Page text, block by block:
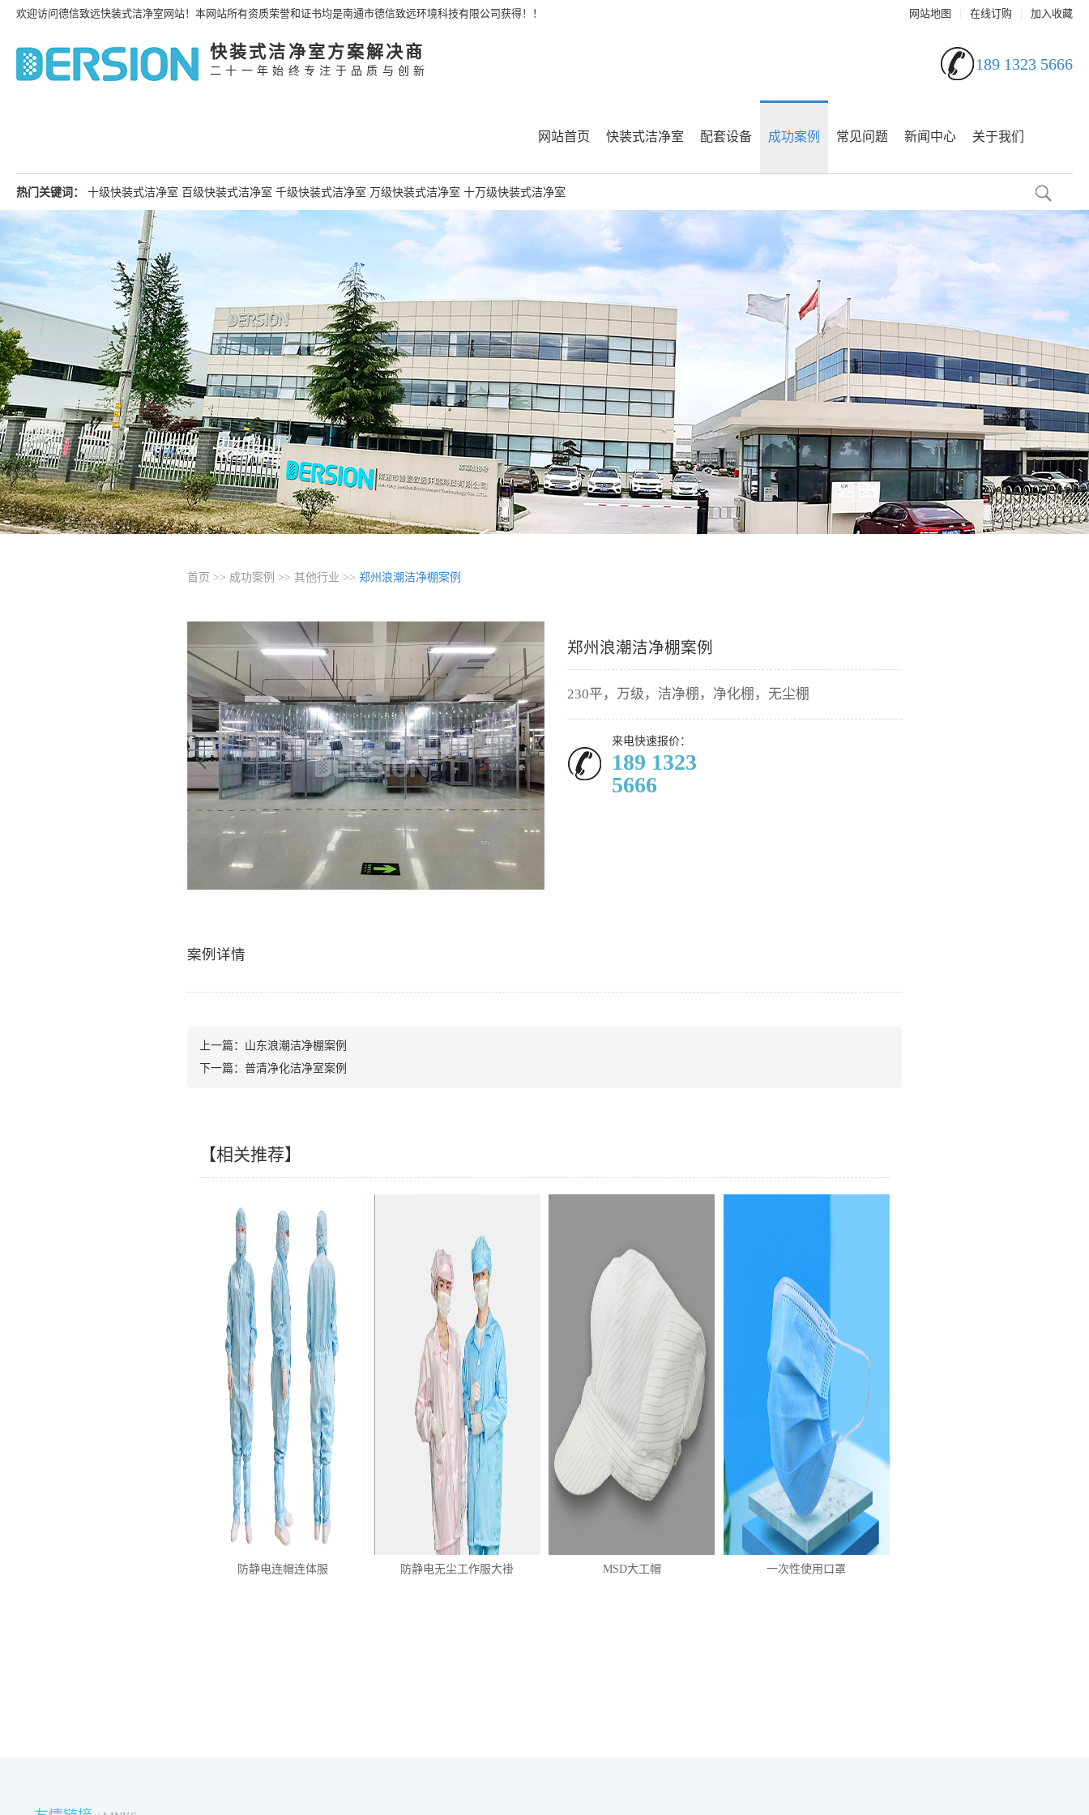
网站地图 在线订购 加入收藏
欢迎访问德信致远快装式洁净室网站！本网站所有资质荣誉和证书均是南通市德信致远环境科技有限公司获得！！
快装式洁净室方案解决商
二十一年始终专注于品质与创新 189 1323 5666
网站首页 快装式洁净室 配套设备 成功案例 常见问题 新闻中心 关于我们
热门关键词： 十级快装式洁净室 百级快装式洁净室 千级快装式洁净室 万级快装式洁净室 十万级快装式洁净室
首页 >> 成功案例 >> 其他行业 >> 郑州浪潮洁净棚案例
郑州浪潮洁净棚案例
230平，万级，洁净棚，净化棚，无尘棚
来电快速报价：
189 1323
5666
案例详情
上一篇： 山东浪潮洁净棚案例
下一篇： 普清净化洁净室案例
【相关推荐】
防静电连帽连体服 防静电无尘工作服大褂 MSD大工帽 一次性使用口罩